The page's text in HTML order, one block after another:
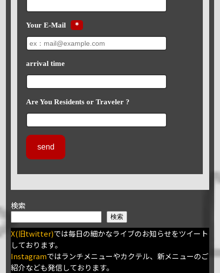
Your E-Mail ＊
arrival time
Are You Residents or Traveler ?
検索
検索
X(旧twitter)では毎日の細かなライブのお知らせをツイート
しております。
Instagramではランチメニューやカクテル、新メニューのご
紹介なども発信しております。